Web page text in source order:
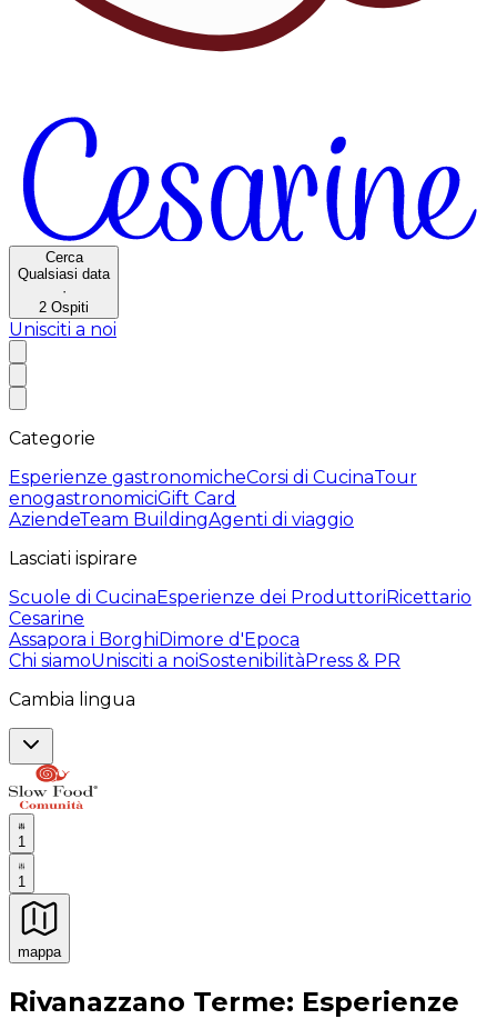
Cerca
Qualsiasi data
·
2 Ospiti
Unisciti a noi
Categorie
Esperienze gastronomicheCorsi di CucinaTour
enogastronomiciGift Card
AziendeTeam BuildingAgenti di viaggio
Lasciati ispirare
Scuole di CucinaEsperienze dei ProduttoriRicettario
Cesarine
Assapora i BorghiDimore d'Epoca
Chi siamoUnisciti a noiSostenibilitàPress & PR
Cambia lingua
1
1
mappa
Esperienze culinarie indimenticabili: Esperienze
Rivanazzano Terme: Esperienze